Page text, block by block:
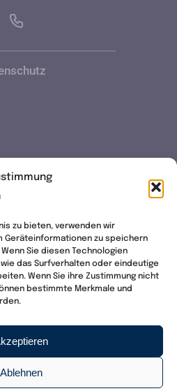
zu bieten, verwenden wir
Geräteinformationen zu speichern
Sie diesen Technologien
das Surfverhalten oder eindeutige
Wenn Sie ihre Zustimmung nicht
bestimmte Merkmale und
Ablehnen
| HotWash ® Autos anders
vorbehalten | website by